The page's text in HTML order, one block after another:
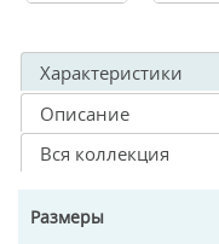
Характеристики
Описание
Вся коллекция
Размеры